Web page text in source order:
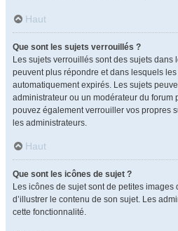
Haut
Que sont les sujets verrouillés ?
Les sujets verrouillés sont des sujets dans
peuvent plus répondre et dans lesquels
automatiquement expirés. Les sujets
administrateur ou un modérateur du forum
pouvez également verrouiller vos propres
les administrateurs.
Haut
Que sont les icônes de sujet ?
Les icônes de sujet sont de petites images
d’illustrer le contenu de son sujet. Les
cette fonctionnalité.